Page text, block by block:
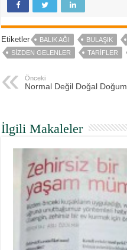
Etiketler BALIK AĞI BULAŞIK
SIZDEN GELENLER
TARIFLER
Önceki
Normal Değil Doğal Doğum
İlgili Makaleler